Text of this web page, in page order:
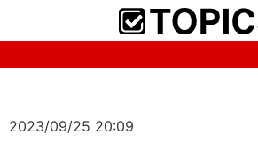
2023/09/25 20:09